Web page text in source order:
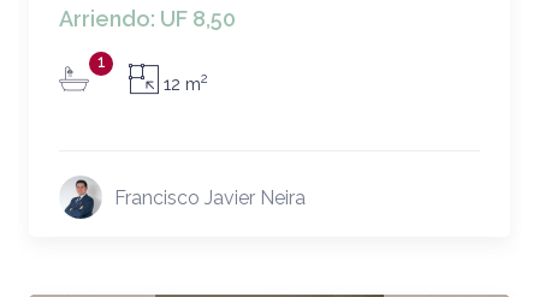
Arriendo: UF 8,50
1
12 m2
Francisco Javier Neira